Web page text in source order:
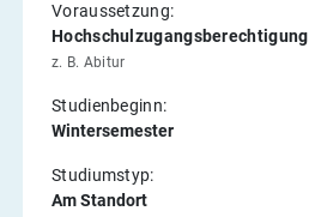
Voraussetzung:
Hochschulzugangsberechtigung
z. B. Abitur
Studienbeginn:
Wintersemester
Studiumstyp:
Am Standort